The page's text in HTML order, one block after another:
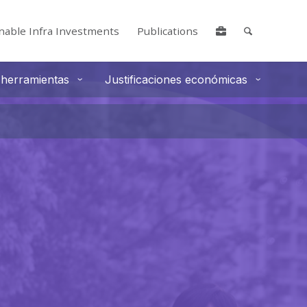
Infra Investments Publications
Justificaciones económicas
by touch or with swipe gestures.